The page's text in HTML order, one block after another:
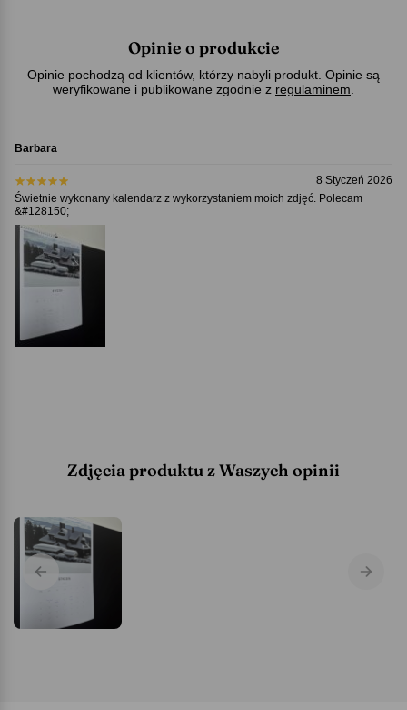
Opinie o produkcie
Opinie pochodzą od klientów, którzy nabyli produkt. Opinie są
weryfikowane i publikowane zgodnie z regulaminem
Barbara
8 Styczeń 2026
Świetnie wykonany kalendarz z wykorzystaniem moich zdjęć. Polecam
&#128150;
Zdjęcia produktu z Waszych opinii